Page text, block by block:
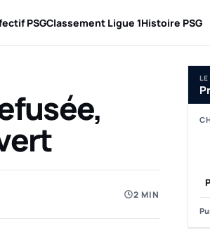
PSGClassement Ligue 1Histoire PSG
2 MIN